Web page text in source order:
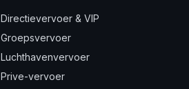
Directievervoer & VIP
Groepsvervoer
Luchthavenvervoer
Prive-vervoer